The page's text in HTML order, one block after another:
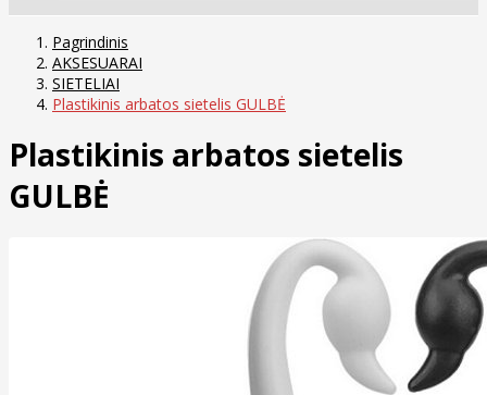
Pagrindinis
AKSESUARAI
SIETELIAI
Plastikinis arbatos sietelis GULBĖ
Plastikinis arbatos sietelis
GULBĖ